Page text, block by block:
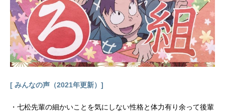
[ みんなの声（2021年更新）]
・七松先輩の細かいことを気にしない性格と体力有り余って後輩